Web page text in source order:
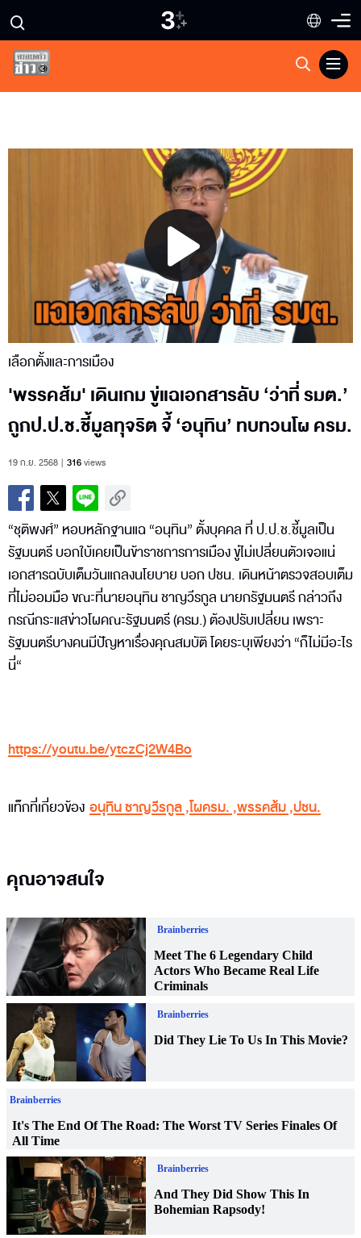
Play
Video
เลือกตั้งและการเมือง
'พรรคส้ม' เดินเกม ขู่แฉเอกสารลับ ‘ว่าที่ รมต.’
ถูกป.ป.ช.ชี้มูลทุจริต จี้ ‘อนุทิน’ ทบทวนโผ ครม.
19 ก.ย. 2568 316views
“ชุติพงศ์” หอบหลักฐานแฉ “อนุทิน” ตั้งบุคคล ที่ ป.ป.ช.ชี้มูลเป็น
รัฐมนตรี บอกใบ้เคยเป็นข้าราชการการเมือง ขู่ไม่เปลี่ยนตัวเจอแน่
เอกสารฉบับเต็มวันแถลงนโยบาย บอก ปชน. เดินหน้าตรวจสอบเต็ม
ที่ไม่ออมมือ ขณะที่นายอนุทิน ชาญวีรกูล นายกรัฐมนตรี กล่าวถึง
กรณีกระแสข่าวโผคณะรัฐมนตรี (ครม.) ต้องปรับเปลี่ยน เพราะ
รัฐมนตรีบางคนมีปัญหาเรื่องคุณสมบัติ โดยระบุเพียงว่า “ก็ไม่มีอะไร
นี่“
https://youtu.be/ytczCj2W4Bo
แท็กที่เกี่ยวข้อง อนุทิน ชาญวีรกูล,โผครม. ,พรรคส้ม,ปชน.
คุณอาจสนใจ